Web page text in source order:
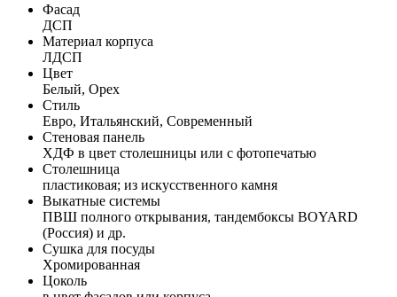
Фасад
ДСП
Материал корпуса
ЛДСП
Цвет
Белый, Орех
Стиль
Евро, Итальянский, Современный
Стеновая панель
ХДФ в цвет столешницы или с фотопечатью
Столешница
пластиковая; из искусственного камня
Выкатные системы
ПВШ полного открывания, тандембоксы BOYARD
(Россия) и др.
Сушка для посуды
Хромированная
Цоколь